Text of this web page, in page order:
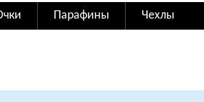
Парафины Чехлы